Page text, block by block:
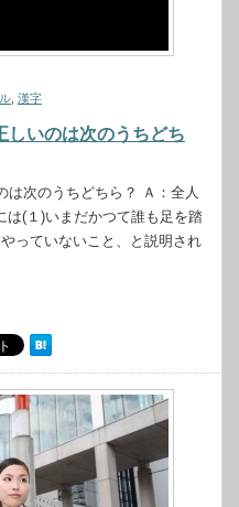
漢字
しいのは次のうちどち
は次のうちどちら？ Ａ：全人
(１)いまだかつて誰も足を踏
っていないこと、と説明され